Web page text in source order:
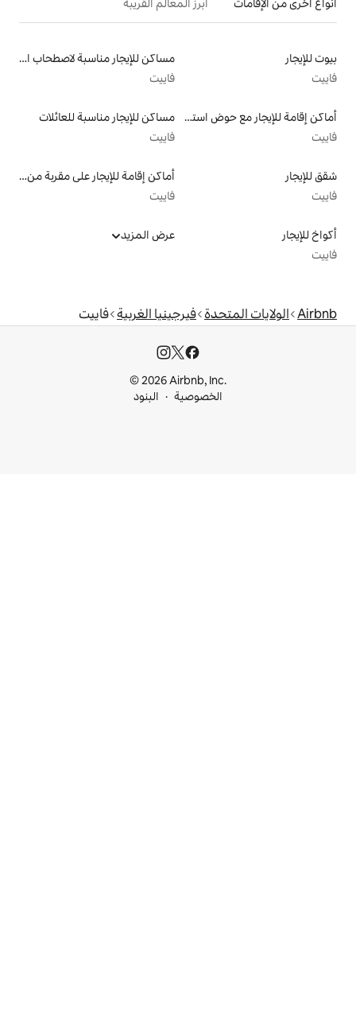
أبرز المعالم القريبة
مساكن للإيجار مناسبة لاصطحاب الحيوانات الأليفة
فاييت
أماكن إقامة للإيجار مع حوض استحمام ساخن
مساكن للإيجار مناسبة للعائلات
فاييت
أماكن إقامة للإيجار على مقربة من البحيرة
فاييت
عرض المزيد
فيرجينيا الغربية فاييت